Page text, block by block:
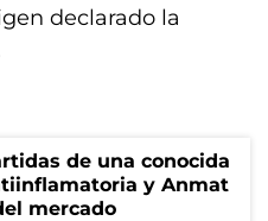
declarado la
de una conocida
y Anmat
mercado